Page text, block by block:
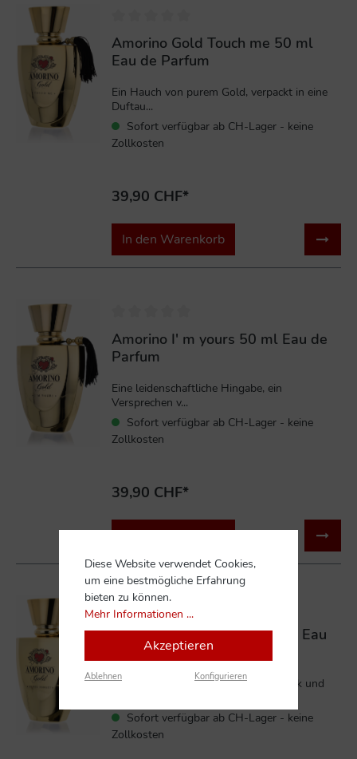
Amorino Gold Touch me 50 ml
Eau de Parfum
Ein Hauch von purem Gold, verpackt in eine
Duftau...
Sofort verfügbar ab CH-Lager - keine
Zollkosten
39,90 CHF*
In den Warenkorb
Amorino I' m yours 50 ml Eau de
Parfum
Eine leidenschaftliche Hingabe, ein
Versprechen v...
Sofort verfügbar ab CH-Lager - keine
Zollkosten
39,90 CHF*
In den Warenkorb
Amorino Never forget 50 ml Eau
de Parfum
Zeitlose Eleganz, eine Spur von Mystik und
Sofort verfügbar ab CH-Lager - keine
Zollkosten
Diese Website verwendet Cookies,
um eine bestmögliche Erfahrung
bieten zu können.
Mehr Informationen ...
Akzeptieren
Ablehnen Konfigurieren